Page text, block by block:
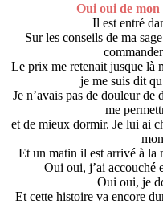
Oui oui de mon
Il est entré
Sur les conseils de ma
Le prix me retenait jusque là
je me suis dit
Je n’avais pas de douleur
me
et de mieux dormir. Je lui ai
Et un matin il est arrivé à la
Oui oui, j’ai accouché
Oui oui, je
Et cette histoire va encore